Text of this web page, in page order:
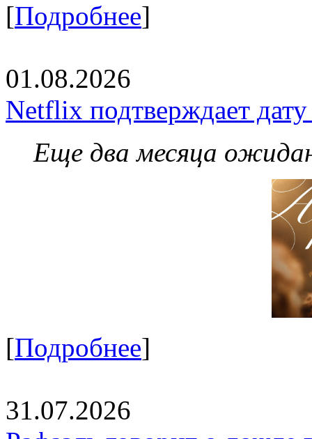
[Подробнее]
01.08.2026
Netflix подтверждает
Еще два месяца
[Подробнее]
31.07.2026